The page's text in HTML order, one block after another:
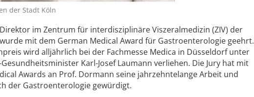
der Stadt Köln
im Zentrum für interdisziplinäre Viszeralmedizin (ZIV) der
mit dem German Medical Award für Gastroenterologie geehrt.
wird alljährlich bei der Fachmesse Medica in Düsseldorf unter
Karl-Josef Laumann verliehen. Die Jury hat mit
Awards an Prof. Dormann seine jahrzehntelange Arbeit und
der Gastroenterologie gewürdigt.